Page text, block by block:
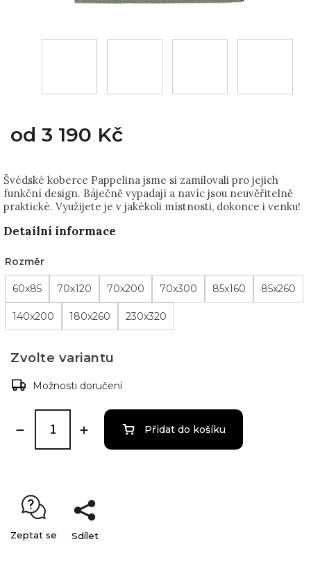
od 3 190 Kč
Švédské koberce Pappelina jsme si zamilovali pro jejich
funkční design. Báječně vypadají a navíc jsou neuvěřitelně
praktické. Využijete je v jakékoli místnosti, dokonce i venku!
Detailní informace
Rozměr
60x85 70x120 70x200 70x300 85x160 85x260
140x200 180x260 230x320
Zvolte variantu
Možnosti doručení
Přidat do košíku
Zeptat se Sdílet